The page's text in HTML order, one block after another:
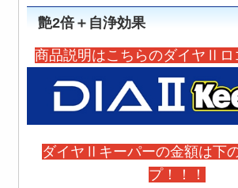
艶2倍＋自浄効果
商品説明はこちらのダイヤⅡロ
ダイヤⅡキーパーの金額は下
プ！！！